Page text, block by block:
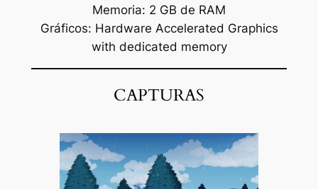
Memoria: 2 GB de RAM
Gráficos: Hardware Accelerated Graphics
with dedicated memory
CAPTURAS